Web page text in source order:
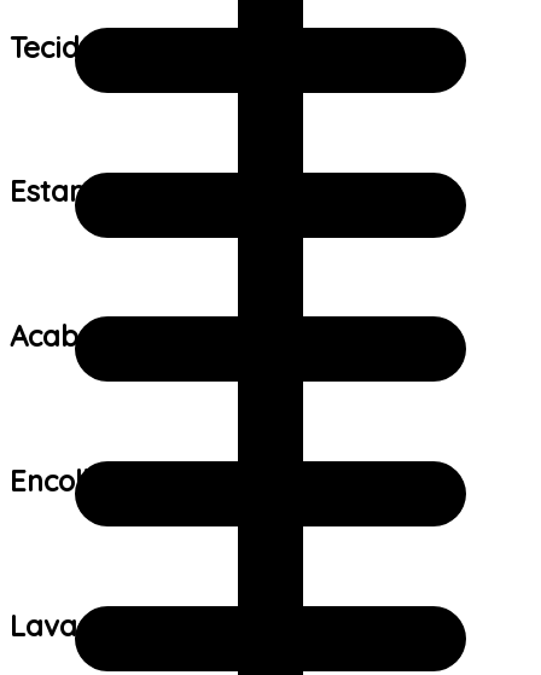
Tecido:
Estampa:
Acabamento:
Encolhimento:
Lavagem: